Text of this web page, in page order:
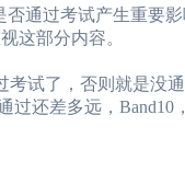
通过考试产生重要影
这部分内容。
试了，否则就是没通
还差多远，Band10